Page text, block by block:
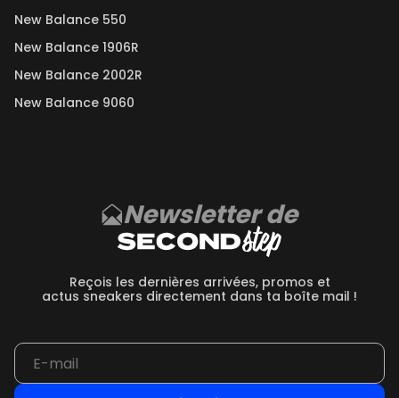
New Balance 550
New Balance 1906R
New Balance 2002R
New Balance 9060
Newsletter de
Reçois les dernières arrivées, promos et
actus sneakers directement dans ta boîte mail !